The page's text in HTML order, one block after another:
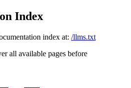
Index
index at: /llms.txt
all available pages before